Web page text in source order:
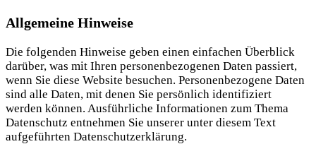
Allgemeine Hinweise
Die folgenden Hinweise geben einen einfachen Überblick
darüber, was mit Ihren personenbezogenen Daten passiert,
wenn Sie diese Website besuchen. Personenbezogene Daten
sind alle Daten, mit denen Sie persönlich identifiziert
werden können. Ausführliche Informationen zum Thema
Datenschutz entnehmen Sie unserer unter diesem Text
aufgeführten Datenschutzerklärung.